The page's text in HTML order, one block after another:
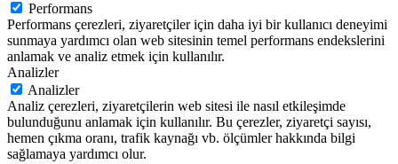
Performans
Performans çerezleri, ziyaretçiler için daha iyi bir kullanıcı deneyimi
sunmaya yardımcı olan web sitesinin temel performans endekslerini
anlamak ve analiz etmek için kullanılır.
Analizler
Analizler
Analiz çerezleri, ziyaretçilerin web sitesi ile nasıl etkileşimde
bulunduğunu anlamak için kullanılır. Bu çerezler, ziyaretçi sayısı,
hemen çıkma oranı, trafik kaynağı vb. ölçümler hakkında bilgi
sağlamaya yardımcı olur.